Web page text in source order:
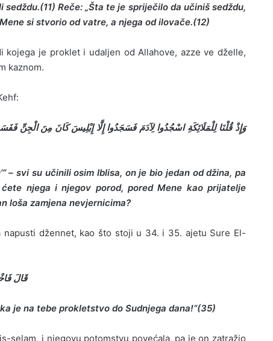
Reče: „Šta te je spriječilo da učiniš sedždu,
si stvorio od vatre, a njega od ilovače.(12)
je proklet i udaljen od Allahove, azze ve dželle,
kaznom.
وَإِذْ قُلْنَا لِلْمَلَائِكَةِ اسْجُدُوا لِآدَمَ فَسَجَدُوا إِلَّا إِبْلِيسَ كَانَ مِنَ الْجِنِّ
– svi su učinili osim Iblisa, on je bio jedan od džina, pa
njega i njegov porod, pored Mene kao prijatelje
loša zamjena nevjernicima?
napusti džennet, kao što stoji u 34. i 35. ajetu Sure El-
قَالَ فَاخْرُجْ مِنْهَا
je na tebe prokletstvo do Sudnjega dana!“(35)
selam, i njegovu potomstvu povećala, pa je on zatražio